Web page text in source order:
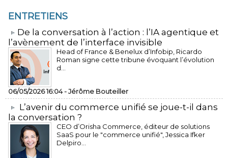
ENTRETIENS
​De la conversation à l’action : l’IA agentique et
l’avènement de l’interface invisible
Head of France & Benelux d’Infobip, Ricardo
Roman signe cette tribune évoquant l’évolution
d...
06/05/2026 16:04 -Jérôme Bouteiller
L’avenir du commerce unifié se joue-t-il dans
la conversation ?
CEO d’Orisha Commerce, éditeur de solutions
SaaS pour le "commerce unifié", Jessica Ifker
Delpiro...